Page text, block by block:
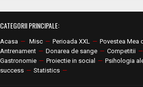
CATEGORII PRINCIPALE:
Acasa — Misc — Perioada XXL — Povestea Mea
Antrenament — Donarea de sange — Competitii —
Gastronomie — Proiectie in social — Psihologia
success — Statistics —